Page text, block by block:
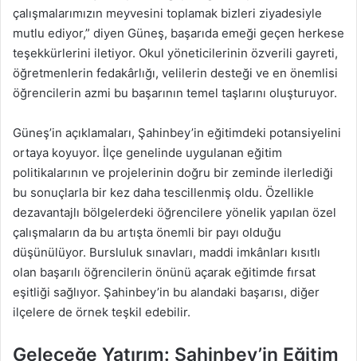
çalışmalarımızın meyvesini toplamak bizleri ziyadesiyle
mutlu ediyor,” diyen Güneş, başarıda emeği geçen herkese
teşekkürlerini iletiyor. Okul yöneticilerinin özverili gayreti,
öğretmenlerin fedakârlığı, velilerin desteği ve en önemlisi
öğrencilerin azmi bu başarının temel taşlarını oluşturuyor.
Güneş’in açıklamaları, Şahinbey’in eğitimdeki potansiyelini
ortaya koyuyor. İlçe genelinde uygulanan eğitim
politikalarının ve projelerinin doğru bir zeminde ilerlediği
bu sonuçlarla bir kez daha tescillenmiş oldu. Özellikle
dezavantajlı bölgelerdeki öğrencilere yönelik yapılan özel
çalışmaların da bu artışta önemli bir payı olduğu
düşünülüyor. Bursluluk sınavları, maddi imkânları kısıtlı
olan başarılı öğrencilerin önünü açarak eğitimde fırsat
eşitliği sağlıyor. Şahinbey’in bu alandaki başarısı, diğer
ilçelere de örnek teşkil edebilir.
Geleceğe Yatırım: Şahinbey’in Eğitim